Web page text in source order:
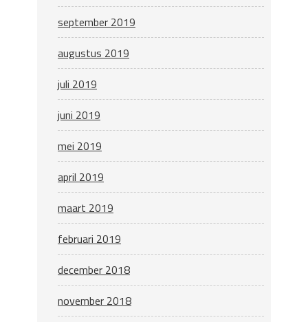
september 2019
augustus 2019
juli 2019
juni 2019
mei 2019
april 2019
maart 2019
februari 2019
december 2018
november 2018